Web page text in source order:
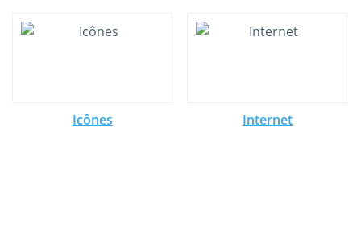
Icônes Internet